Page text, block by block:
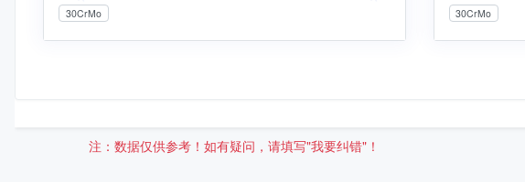
30CrMo 30CrMo
注：数据仅供参考！如有疑问，请填写"我要纠错"！